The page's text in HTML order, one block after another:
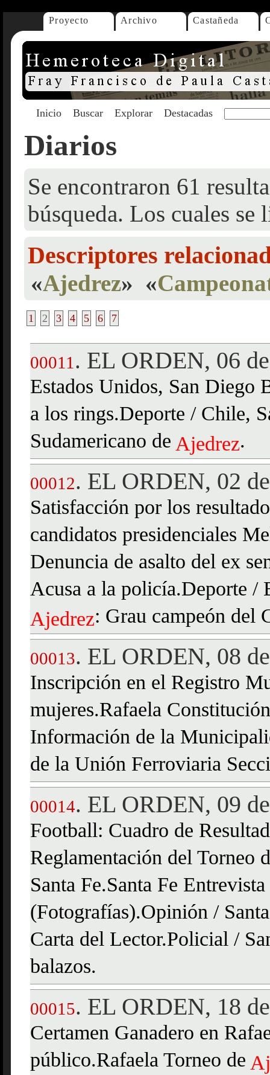
Proyecto Archivo Castañeda
Inicio Buscar Explorar Destacadas
Diarios
Se encontraron 61
búsqueda. Los cuales se
Descriptores
«Ajedrez» «
1 2 3 4 5 6 7
00011 . EL ORDEN, 06
Estados Unidos, San Diego
a los rings.Deporte / Chile,
Sudamericano de Ajedrez.
00012. EL ORDEN, 02
Satisfacción por los
candidatos presidenciales
Denuncia de asalto del ex
Acusa a la policía.Deporte /
Ajedrez: Grau campeón del
00013. EL ORDEN, 08
Inscripción en el Registro
mujeres.Rafaela
Información de la
de la Unión Ferroviaria
00014. EL ORDEN, 09
Football: Cuadro de
Reglamentación del Torneo
Santa Fe.Santa Fe
(Fotografías).Opinión /
Carta del Lector.Policial /
balazos.
00015. EL ORDEN, 18
Certamen Ganadero en
público.Rafaela Torneo de